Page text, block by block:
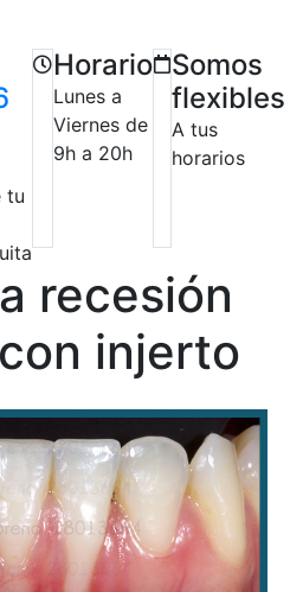
tu
Horario
Lunes a
Viernes de
9h a 20h
Somos
flexibles
A tus
horarios
recesión
injerto